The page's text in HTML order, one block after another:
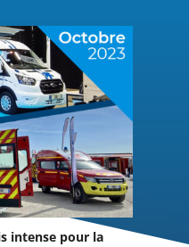
intense pour la